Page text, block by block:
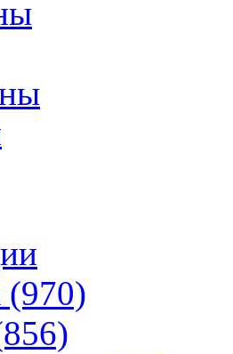
(970)